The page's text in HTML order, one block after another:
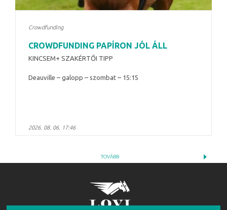
Crowdfunding
CROWDFUNDING PAPÍRON JÓL ÁLL
KINCSEM+ SZAKÉRTŐI TIPP
Deauville – galopp – szombat – 15:15
2026. 08. 06. 17:46
TOVÁBB